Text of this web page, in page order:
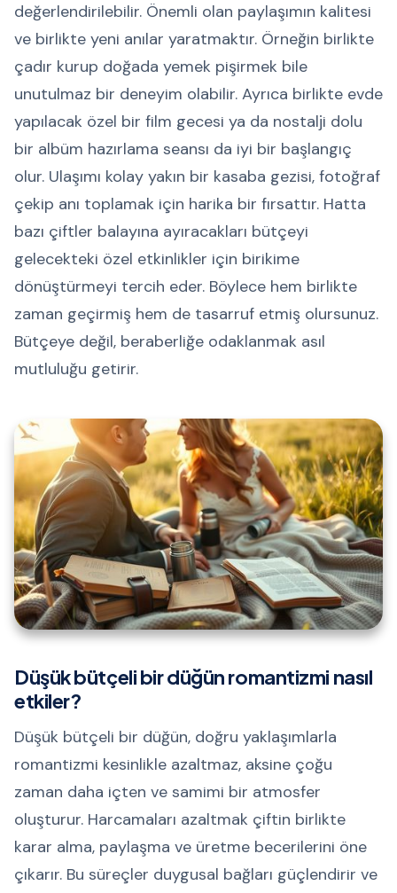
değerlendirilebilir. Önemli olan paylaşımın kalitesi
ve birlikte yeni anılar yaratmaktır. Örneğin birlikte
çadır kurup doğada yemek pişirmek bile
unutulmaz bir deneyim olabilir. Ayrıca birlikte evde
yapılacak özel bir film gecesi ya da nostalji dolu
bir albüm hazırlama seansı da iyi bir başlangıç
olur. Ulaşımı kolay yakın bir kasaba gezisi, fotoğraf
çekip anı toplamak için harika bir fırsattır. Hatta
bazı çiftler balayına ayıracakları bütçeyi
gelecekteki özel etkinlikler için birikime
dönüştürmeyi tercih eder. Böylece hem birlikte
zaman geçirmiş hem de tasarruf etmiş olursunuz.
Bütçeye değil, beraberliğe odaklanmak asıl
mutluluğu getirir.
Düşük bütçeli bir düğün romantizmi nasıl
etkiler?
Düşük bütçeli bir düğün, doğru yaklaşımlarla
romantizmi kesinlikle azaltmaz, aksine çoğu
zaman daha içten ve samimi bir atmosfer
oluşturur. Harcamaları azaltmak çiftin birlikte
karar alma, paylaşma ve üretme becerilerini öne
çıkarır. Bu süreçler duygusal bağları güçlendirir ve